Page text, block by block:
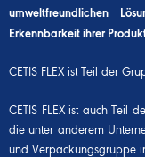
umweltfreundlichen
Erkennbarkeit ihrer
CETIS FLEX ist Teil der
CETIS FLEX ist auch Teil
die unter anderem
und Verpackungsgruppe